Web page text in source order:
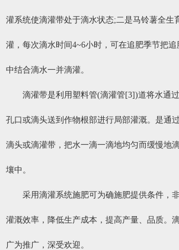
灌系统使滴灌带处于滴水状态;二是马铃薯全生
灌，每次滴水时间4~6小时，可在追肥季节把
中结合滴水一并滴灌。
滴灌带是利用塑料管(滴灌管[3])道将水通过
孔口或滴头送到作物根部进行局部灌溉。是通
滴头或滴灌带，把水一滴一滴地均匀而缓慢地
壤中。
采用滴灌系统施肥可为确施肥提供条件，非
灌溉效率，降低生产成本，提高产量、品质。
广为推广，深受欢迎。